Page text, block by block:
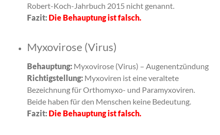
Robert-Koch-Jahrbuch 2015 nicht genannt.
Fazit: Die Behauptung ist falsch.
Myxovirose (Virus)
Behauptung: Myxovirose (Virus) – Augenentzündung
Richtigstellung: Myxoviren ist eine veraltete
Bezeichnung für Orthomyxo- und Paramyxoviren.
Beide haben für den Menschen keine Bedeutung.
Fazit: Die Behauptung ist falsch.